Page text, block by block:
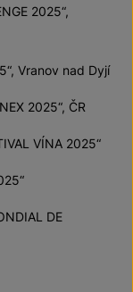
2025“,
Vranov nad Dyjí
2025“, ČR
VÍNA 2025“
DE